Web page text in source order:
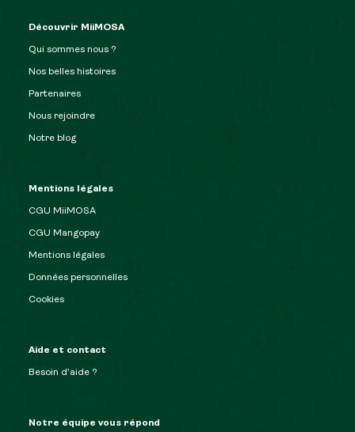
Découvrir MiiMOSA
Qui sommes nous ?
Nos belles histoires
Partenaires
Nous rejoindre
Notre blog
Mentions légales
CGU MiiMOSA
CGU Mangopay
Mentions légales
Données personnelles
Cookies
Aide et contact
Besoin d’aide ?
Notre équipe vous répond